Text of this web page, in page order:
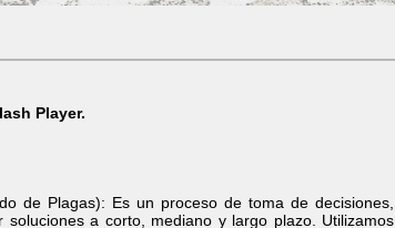
Player.
de Plagas): Es un proceso de toma de decisiones,
a corto, mediano y largo plazo. Utilizamos